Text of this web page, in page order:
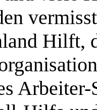
Hilft,